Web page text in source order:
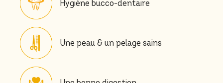
Hygiène bucco-dentaire
Une peau & un pelage sains